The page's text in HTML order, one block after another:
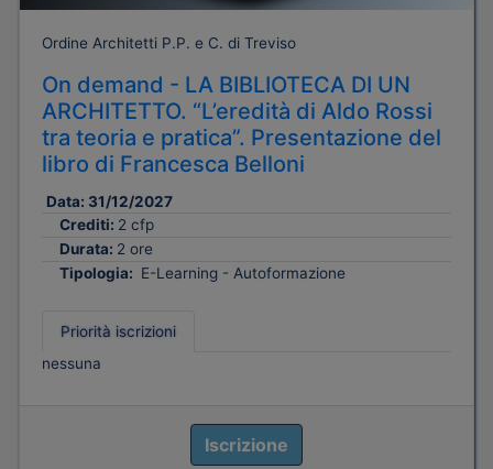
Ordine Architetti P.P. e C. di Treviso
On demand - LA BIBLIOTECA DI UN
ARCHITETTO. “L’eredità di Aldo Rossi
tra teoria e pratica”. Presentazione del
libro di Francesca Belloni
Data: 31/12/2027
Crediti: 2 cfp
Durata: 2 ore
Tipologia: E-Learning - Autoformazione
Priorità iscrizioni
nessuna
Iscrizione